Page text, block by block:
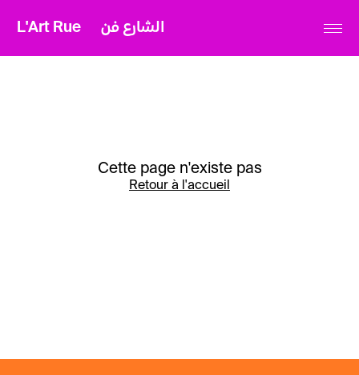
L'Art Rue الشارع فن
Cette page n'existe pas
Retour à l'accueil